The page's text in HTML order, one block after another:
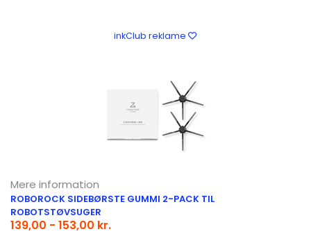
inkClub reklame
Mere information
ROBOROCK SIDEBØRSTE GUMMI 2-PACK TIL
ROBOTSTØVSUGER
139,00 - 153,00 kr.